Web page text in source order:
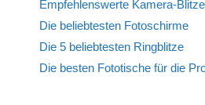
Empfehlenswerte Kamera-
Die beliebtesten Fotoschirme
Die 5 beliebtesten Ringblitze
Die besten Fototische für die